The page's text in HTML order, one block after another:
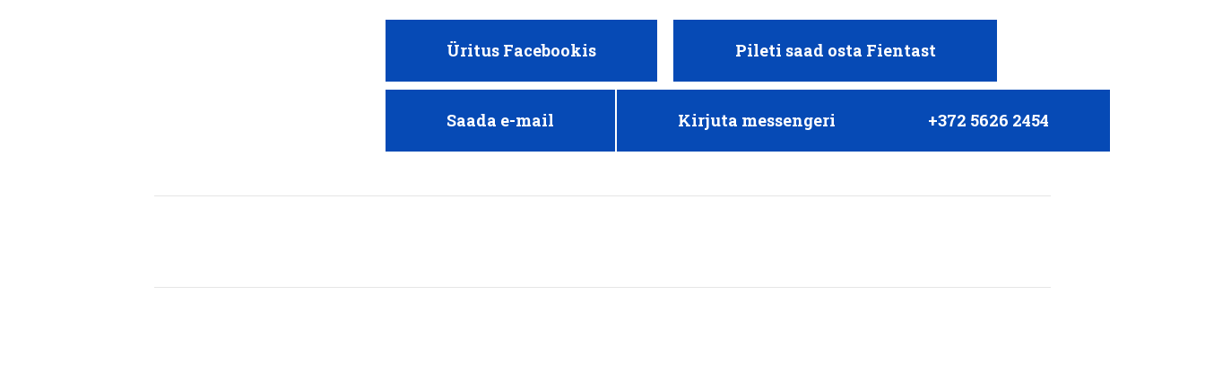
Üritus Facebookis Pileti saad osta Fientast
Saada e-mail Kirjuta messengeri +372 5626 2454